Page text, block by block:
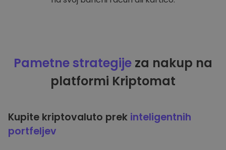
Pametne strategije za nakup na
platformi Kriptomat
Kupite kriptovaluto prek inteligentnih
portfeljev